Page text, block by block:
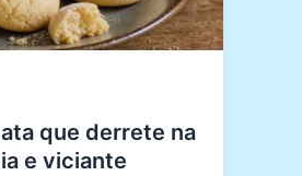
que derrete na
e viciante